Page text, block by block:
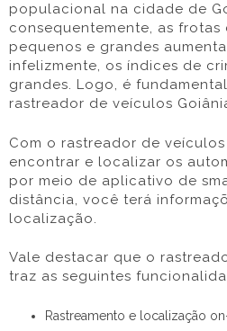
populacional na cidade de
consequentemente, as frotas
pequenos e grandes
infelizmente, os índices de
grandes. Logo, é
rastreador de veículos
Com o rastreador de
encontrar e localizar os
por meio de aplicativo de
distância, você terá
localização.
Vale destacar que o
traz as seguintes
Rastreamento e localização